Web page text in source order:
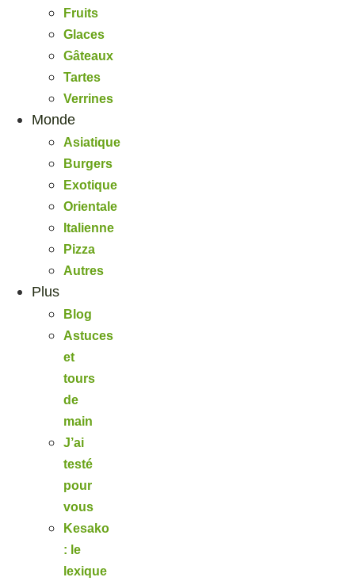
Fruits
Glaces
Gâteaux
Tartes
Verrines
Monde
Asiatique
Burgers
Exotique
Orientale
Italienne
Pizza
Autres
Plus
Blog
Astuces
et
tours
de
main
J’ai
testé
pour
vous
Kesako
: le
lexique